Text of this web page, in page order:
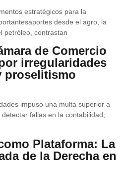
estratégicos para la
desde el agro, la
petróleo, contrastan
de Comercio
irregularidades
proselitismo
impuso una multa superior a
fallas en la contabilidad,
Plataforma: La
de la Derecha en